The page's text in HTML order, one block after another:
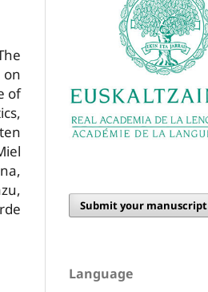
of
Submit your manuscript
Language